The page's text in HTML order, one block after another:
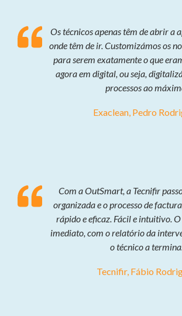
Os técnicos apenas têm de abrir a
onde têm de ir. Customizámos os
para serem exatamente o que
agora em digital, ou seja,
processos ao
Exaclean, Pedro
Com a OutSmart, a Tecnifir
organizada e o processo de
rápido e eficaz. Fácil e intuitivo.
imediato, com o relatório da
o técnico a
Tecnifir, Fábio